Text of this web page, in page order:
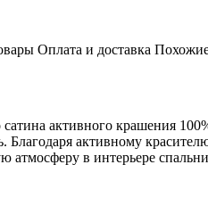
Оплата и доставка
активного крашения
Благодаря активному
в интерьере